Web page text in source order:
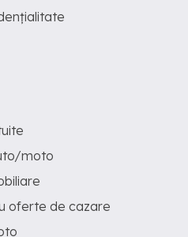
moto
oferte de cazare